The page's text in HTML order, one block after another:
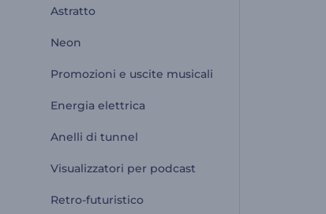
Astratto
Neon
Promozioni e uscite musicali
Energia elettrica
Anelli di tunnel
Visualizzatori per podcast
Retro-futuristico